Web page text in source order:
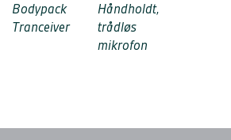
Bodypack
Tranceiver
Håndholdt,
trådløs
mikrofon